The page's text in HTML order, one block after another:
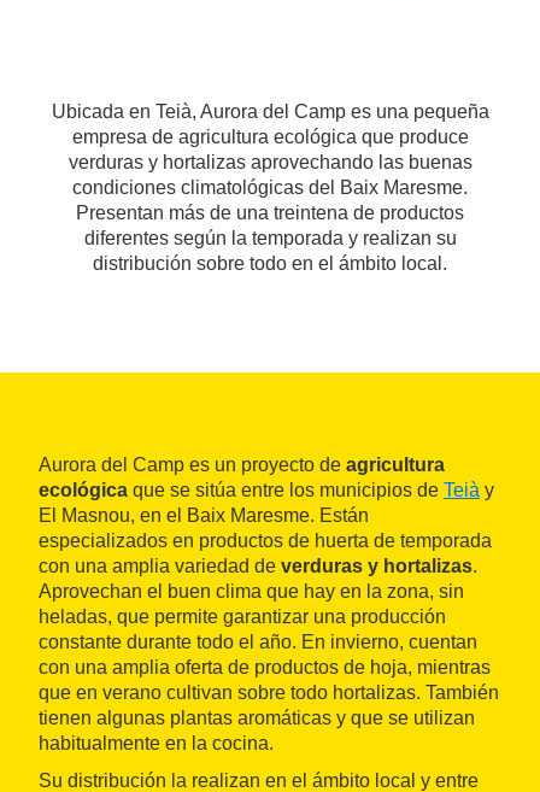
Ubicada en Teià, Aurora del Camp es una pequeña
empresa de agricultura ecológica que produce
verduras y hortalizas aprovechando las buenas
condiciones climatológicas del Baix Maresme.
Presentan más de una treintena de productos
diferentes según la temporada y realizan su
distribución sobre todo en el ámbito local.
Aurora del Camp es un proyecto de agricultura
ecológica que se sitúa entre los municipios de Teià y
El Masnou, en el Baix Maresme. Están
especializados en productos de huerta de temporada
con una amplia variedad de verduras y hortalizas.
Aprovechan el buen clima que hay en la zona, sin
heladas, que permite garantizar una producción
constante durante todo el año. En invierno, cuentan
con una amplia oferta de productos de hoja, mientras
que en verano cultivan sobre todo hortalizas. También
tienen algunas plantas aromáticas y que se utilizan
habitualmente en la cocina.
Su distribución la realizan en el ámbito local y entre